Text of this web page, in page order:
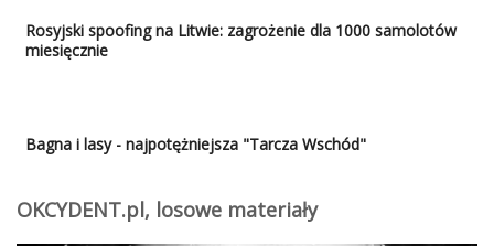
Rosyjski spoofing na Litwie: zagrożenie dla 1000 samolotów
miesięcznie
Bagna i lasy - najpotężniejsza "Tarcza Wschód"
OKCYDENT.pl, losowe materiały